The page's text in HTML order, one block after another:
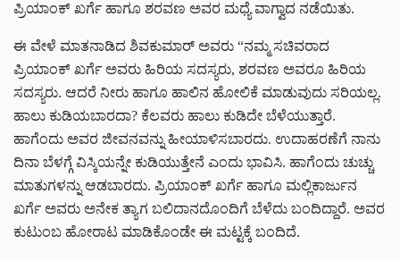
ಪ್ರಿಯಾಂಕ್ ಖರ್ಗೆ ಹಾಗೂ ಶರವಣ ಅವರ ಮಧ್ಯೆ ವಾಗ್ವಾದ ನಡೆಯಿತು.
ಈ ವೇಳೆ ಮಾತನಾಡಿದ ಶಿವಕುಮಾರ್ ಅವರು “ನಮ್ಮ ಸಚಿವರಾದ
ಪ್ರಿಯಾಂಕ್ ಖರ್ಗೆ ಅವರು ಹಿರಿಯ ಸದಸ್ಯರು, ಶರವಣ ಅವರೂ ಹಿರಿಯ
ಸದಸ್ಯರು. ಆದರೆ ನೀರು ಹಾಗೂ ಹಾಲಿನ ಹೋಲಿಕೆ ಮಾಡುವುದು ಸರಿಯಲ್ಲ.
ಹಾಲು ಕುಡಿಯಬಾರದಾ? ಕೆಲವರು ಹಾಲು ಕುಡಿದೇ ಬೆಳೆಯುತ್ತಾರೆ.
ಹಾಗೆಂದು ಅವರ ಜೀವನವನ್ನು ಹೀಯಾಳಿಸಬಾರದು. ಉದಾಹರಣೆಗೆ ನಾನು
ದಿನಾ ಬೆಳಗ್ಗೆ ವಿಸ್ಕಿಯನ್ನೇ ಕುಡಿಯುತ್ತೇನೆ ಎಂದು ಭಾವಿಸಿ. ಹಾಗೆಂದು ಚುಚ್ಚು
ಮಾತುಗಳನ್ನು ಆಡಬಾರದು. ಪ್ರಿಯಾಂಕ್ ಖರ್ಗೆ ಹಾಗೂ ಮಲ್ಲಿಕಾರ್ಜುನ
ಖರ್ಗೆ ಅವರು ಅನೇಕ ತ್ಯಾಗ ಬಲಿದಾನದೊಂದಿಗೆ ಬೆಳೆದು ಬಂದಿದ್ದಾರೆ. ಅವರ
ಕುಟುಂಬ ಹೋರಾಟ ಮಾಡಿಕೊಂಡೇ ಈ ಮಟ್ಟಕ್ಕೆ ಬಂದಿದೆ.